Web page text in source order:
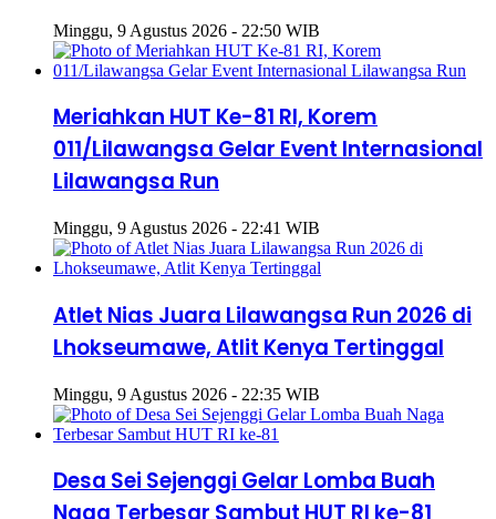
Minggu, 9 Agustus 2026 - 22:50 WIB
Meriahkan HUT Ke-81 RI, Korem
011/Lilawangsa Gelar Event Internasional
Lilawangsa Run
Minggu, 9 Agustus 2026 - 22:41 WIB
Atlet Nias Juara Lilawangsa Run 2026 di
Lhokseumawe, Atlit Kenya Tertinggal
Minggu, 9 Agustus 2026 - 22:35 WIB
Desa Sei Sejenggi Gelar Lomba Buah